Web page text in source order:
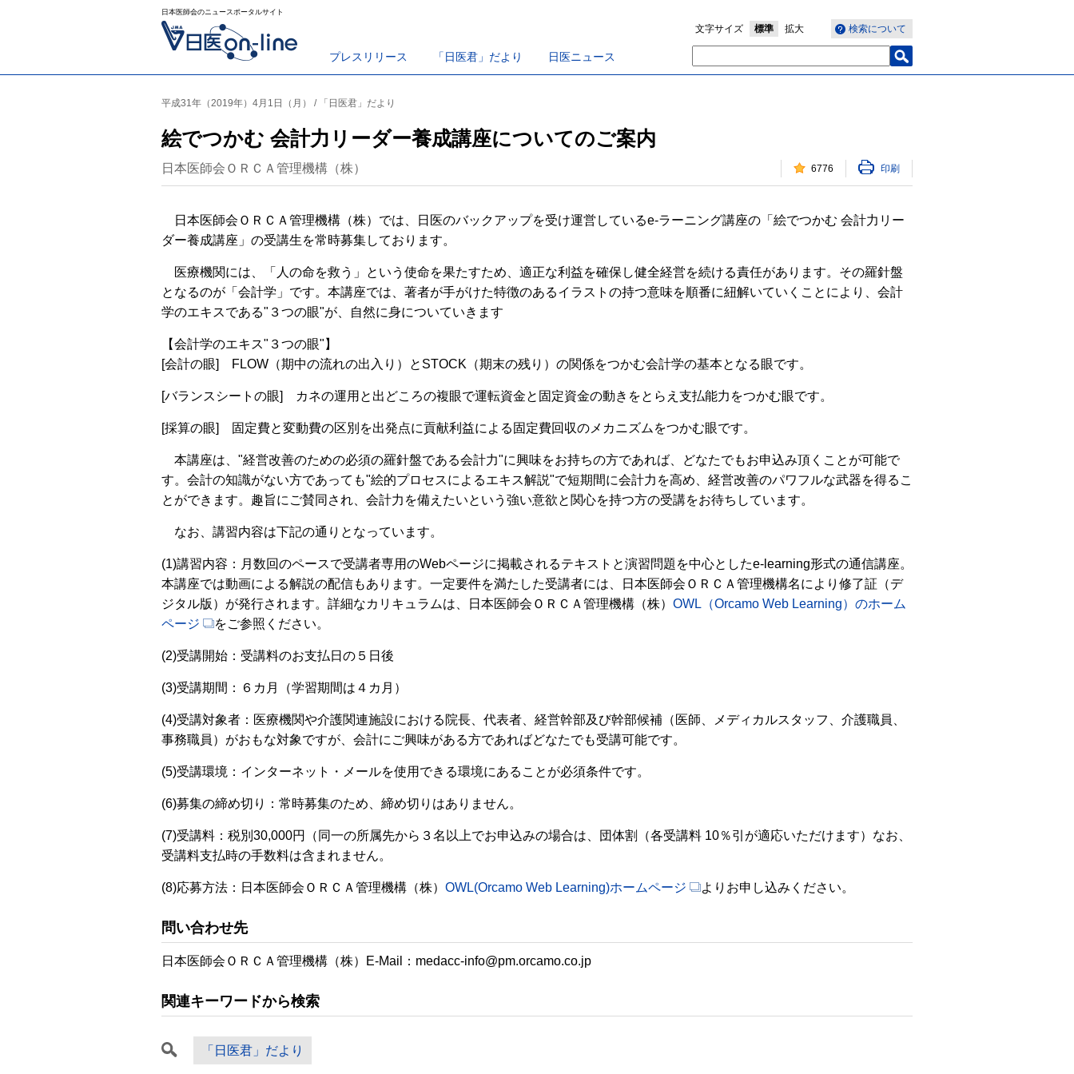
日本医師会のニュースポータルサイト
プレスリリース 「日医君」だより 日医ニュース
検索について
文字サイズ 標準 拡大
平成31年（2019年）4月1日（月） / 「日医君」だより
絵でつかむ 会計力リーダー養成講座についてのご案内
日本医師会ＯＲＣＡ管理機構（株） 6776 印刷
日本医師会ＯＲＣＡ管理機構（株）では、日医のバックアップを受け運営しているe-ラーニング講座の「絵でつかむ 会計力リー
ダー養成講座」の受講生を常時募集しております。
医療機関には、「人の命を救う」という使命を果たすため、適正な利益を確保し健全経営を続ける責任があります。その羅針盤
となるのが「会計学」です。本講座では、著者が手がけた特徴のあるイラストの持つ意味を順番に紐解いていくことにより、会計
学のエキスである"３つの眼"が、自然に身についていきます
【会計学のエキス"３つの眼"】
[会計の眼] FLOW（期中の流れの出入り）とSTOCK（期末の残り）の関係をつかむ会計学の基本となる眼です。
[バランスシートの眼] カネの運用と出どころの複眼で運転資金と固定資金の動きをとらえ支払能力をつかむ眼です。
[採算の眼] 固定費と変動費の区別を出発点に貢献利益による固定費回収のメカニズムをつかむ眼です。
本講座は、"経営改善のための必須の羅針盤である会計力"に興味をお持ちの方であれば、どなたでもお申込み頂くことが可能で
す。会計の知識がない方であっても"絵的プロセスによるエキス解説"で短期間に会計力を高め、経営改善のパワフルな武器を得るこ
とができます。趣旨にご賛同され、会計力を備えたいという強い意欲と関心を持つ方の受講をお待ちしています。
なお、講習内容は下記の通りとなっています。
(1)講習内容：月数回のペースで受講者専用のWebページに掲載されるテキストと演習問題を中心としたe-learning形式の通信講座。
本講座では動画による解説の配信もあります。一定要件を満たした受講者には、日本医師会ＯＲＣＡ管理機構名により修了証（デ
ジタル版）が発行されます。詳細なカリキュラムは、日本医師会ＯＲＣＡ管理機構（株） OWL（Orcamo Web Learning）のホーム
ページ
をご参照ください。
(2)受講開始：受講料のお支払日の５日後
(3)受講期間：６カ月（学習期間は４カ月）
(4)受講対象者：医療機関や介護関連施設における院長、代表者、経営幹部及び幹部候補（医師、メディカルスタッフ、介護職員、
事務職員）がおもな対象ですが、会計にご興味がある方であればどなたでも受講可能です。
(5)受講環境：インターネット・メールを使用できる環境にあることが必須条件です。
(6)募集の締め切り：常時募集のため、締め切りはありません。
(7)受講料：税別30,000円（同一の所属先から３名以上でお申込みの場合は、団体割（各受講料 10％引が適応いただけます）なお、
受講料支払時の手数料は含まれません。
(8)応募方法：日本医師会ＯＲＣＡ管理機構（株） OWL(Orcamo Web Learning)ホームページ よりお申し込みください。
問い合わせ先
日本医師会ＯＲＣＡ管理機構（株）E-Mail：medacc-info@pm.orcamo.co.jp
関連キーワードから検索
「日医君」だより